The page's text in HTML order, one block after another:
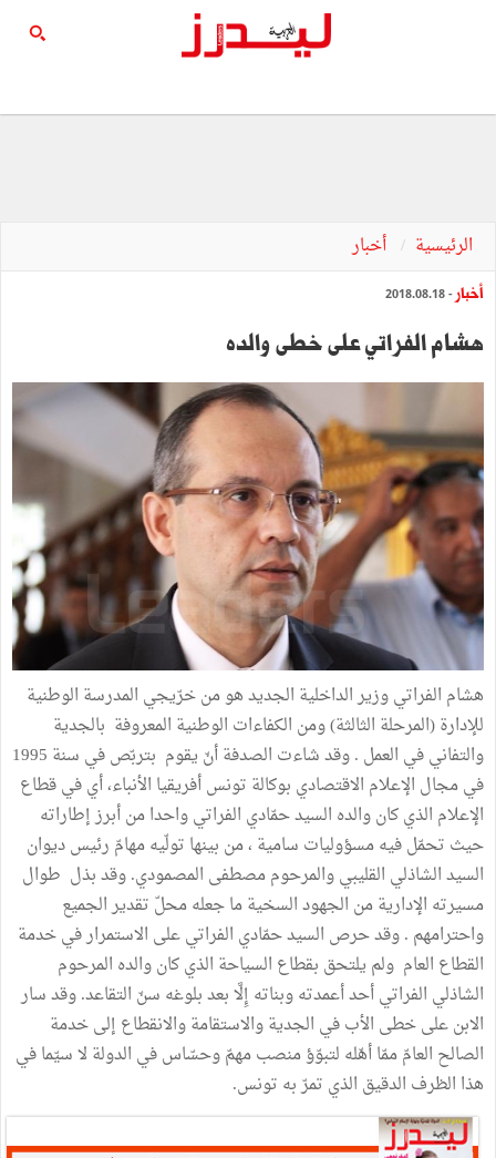
الرئيسية أخبار
أخبار - 2018.08.18
هشام الفراتي على خطى والده
هشام الفراتي وزير الداخلية الجديد هو من خرّيجي المدرسة الوطنية
للإدارة (المرحلة الثالثة) ومن الكفاءات الوطنية المعروفة بالجدية
والتفاني في العمل . وقد شاءت الصدفة أنّ يقوم بتربّص في سنة 1995
في مجال الإعلام الاقتصادي بوكالة تونس أفريقيا الأنباء، أي في قطاع
الإعلام الذي كان والده السيد حمّادي الفراتي واحدا من أبرز إطاراته
حيث تحمّل فيه مسؤوليات سامية ، من بينها تولّيه مهامّ رئيس ديوان
السيد الشاذلي القليبي والمرحوم مصطفى المصمودي. وقد بذل طوال
مسيرته الإدارية من الجهود السخية ما جعله محلّ تقدير الجميع
واحترامهم . وقد حرص السيد حمّادي الفراتي على الاستمرار في خدمة
القطاع العام ولم يلتحق بقطاع السياحة الذي كان والده المرحوم
الشاذلي الفراتي أحد أعمدته وبناته إِلَّا بعد بلوغه سنّ التقاعد. وقد سار
الابن على خطى الأب في الجدية والاستقامة والانقطاع إلى خدمة
الصالح العامّ ممّا أهّله لتبوّؤ منصب مهمّ وحسّاس في الدولة لا سيّما في
هذا الظرف الدقيق الذي تمرّ به تونس.